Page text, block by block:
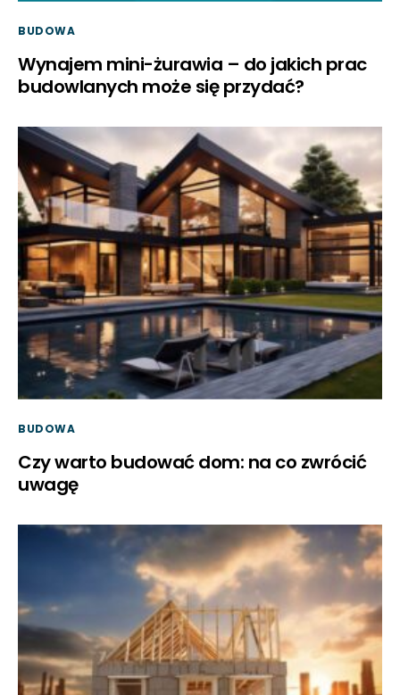
BUDOWA
Wynajem mini-żurawia – do jakich prac
budowlanych może się przydać?
BUDOWA
Czy warto budować dom: na co zwrócić
uwagę